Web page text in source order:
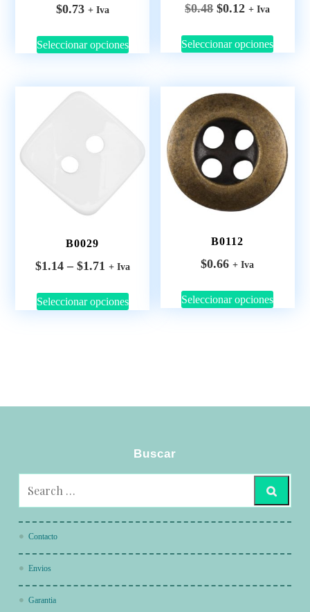
$0.73 + Iva
Seleccionar opciones
$0.48 $0.12 + Iva
Seleccionar opciones
B0029
$1.14 – $1.71 + Iva
Seleccionar opciones
B0112
$0.66 + Iva
Seleccionar opciones
Buscar
Contacto
Envios
Garantia